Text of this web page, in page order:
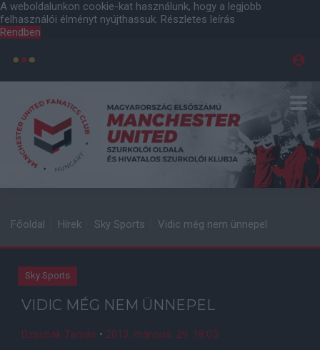
A weboldalunkon cookie-kat használunk, hogy a legjobb
felhasználói élményt nyújthassuk. Részletes leírás
Rendben
Főoldal Hírek Sky Sports Vidic még nem ünnepel
Sky Sports
VIDIC MÉG NEM ÜNNEPEL
Dzsubák Tamás • 2013. március. 29. 18:05